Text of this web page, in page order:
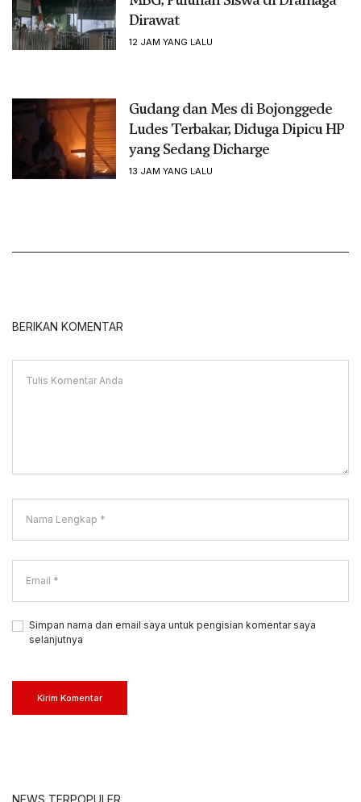
Dirawat
12 JAM YANG LALU
Gudang dan Mes di Bojonggede
Ludes Terbakar, Diduga Dipicu HP
yang Sedang Dicharge
13 JAM YANG LALU
BERIKAN KOMENTAR
Simpan nama dan email saya untuk pengisian komentar saya
selanjutnya
Kirim Komentar
NEWS TERPOPULER